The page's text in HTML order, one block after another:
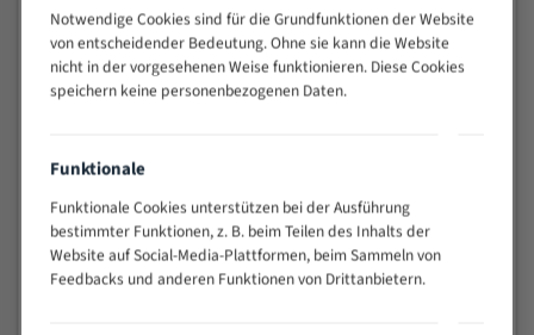
80 - 180
3/4
130 -
350
2/3
150 -
600
> 500
0,75/1,25
Vorteile:
Vielseitiges Bandsägeblatt für verschiedenste
Notwendige Cookies sind für die Grundfunktionen der Website
von entscheidender Bedeutung. Ohne sie kann die Website
nicht in der vorgesehenen Weise funktionieren. Diese Cookies
speichern keine personenbezogenen Daten.
Funktionale
Funktionale Cookies unterstützen bei der Ausführung
bestimmter Funktionen, z. B. beim Teilen des Inhalts der
Website auf Social-Media-Plattformen, beim Sammeln von
Feedbacks und anderen Funktionen von Drittanbietern.